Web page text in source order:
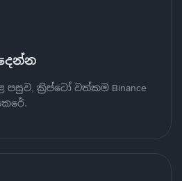
ක්‍රිප්ටෝ වත්කම Binance